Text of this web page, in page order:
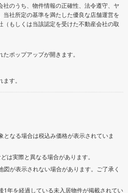
社のうち、物件情報の正確性、法令遵守、ヤ
当社所定の基準を満たした優良な店舗運営を
もしくは当該認定を受けた不動産会社の取
ポップアップが開きます。
す。
となる場合は税込み価格が表示されていま
は実際と異なる場合があります。
が表示されない場合があります。ご了承く
1年を経過している未入居物件が掲載されてい